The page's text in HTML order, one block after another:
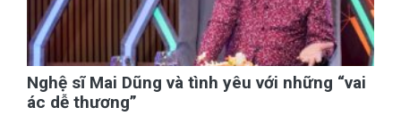
Nghệ sĩ Mai Dũng và tình yêu với những “vai
ác dễ thương”